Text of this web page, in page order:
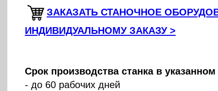
ЗАКАЗАТЬ СТАНОЧНОЕ
ИНДИВИДУАЛЬНОМУ ЗАКАЗУ >
Срок производства станка в
- до 60 рабочих дней